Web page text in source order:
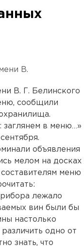
В.
В. Г. Белинского
сообщили
заглянем в меню…»
объявления
мелом на досках
меню
лежало
вин были бы
настолько
одно от
знать, что